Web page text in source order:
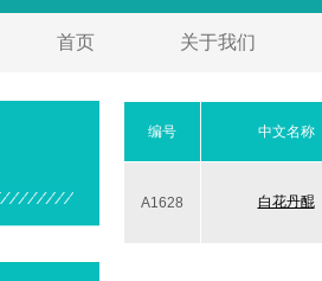
首页 关于我们
编号 中文名称
A1628 白花丹醌